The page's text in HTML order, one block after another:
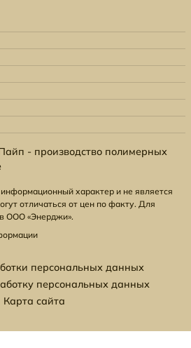
- производство полимерных
характер и не является
отличаться от цен по факту. Для
ООО «Энерджи».
персональных данных
персональных данных
Карта сайта